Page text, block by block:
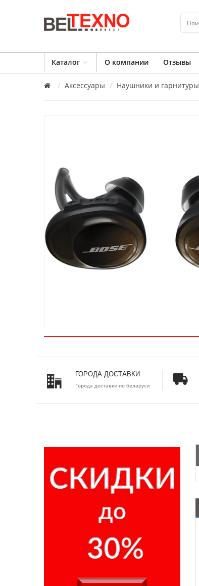
Каталог О компании Отзывы
Аксессуары Наушники и гарнитуры
ГОРОДА ДОСТАВКИ
Города доставки по беларуси